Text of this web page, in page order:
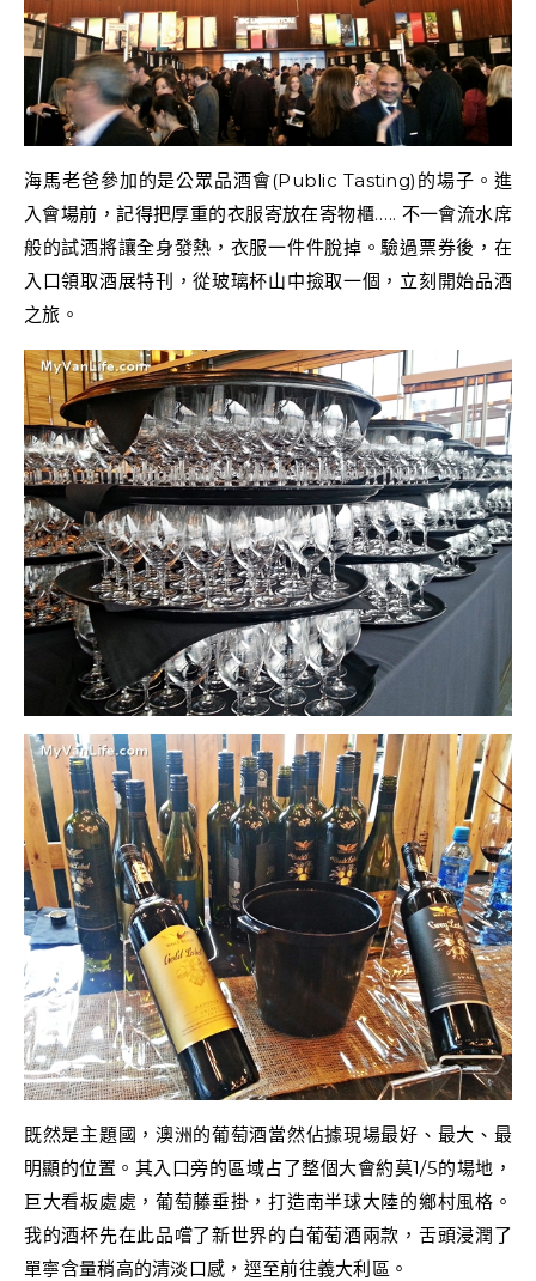
海馬老爸參加的是公眾品酒會(Public Tasting)的場子。進
入會場前，記得把厚重的衣服寄放在寄物櫃….. 不一會流水席
般的試酒將讓全身發熱，衣服一件件脫掉。驗過票券後，在
入口領取酒展特刊，從玻璃杯山中撿取一個，立刻開始品酒
之旅。
既然是主題國，澳洲的葡萄酒當然佔據現場最好、最大、最
明顯的位置。其入口旁的區域占了整個大會約莫1/5的場地，
巨大看板處處，葡萄藤垂掛，打造南半球大陸的鄉村風格。
我的酒杯先在此品嚐了新世界的白葡萄酒兩款，舌頭浸潤了
單寧含量稍高的清淡口感，逕至前往義大利區。